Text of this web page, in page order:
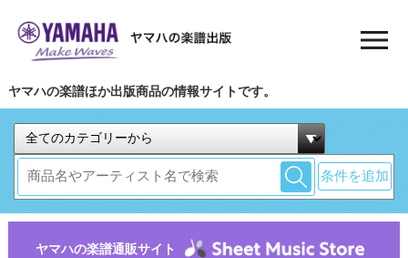
ヤマハの楽譜ほか出版商品の情報サイトです。
条件を追加
ヤマハの楽譜通販サイト